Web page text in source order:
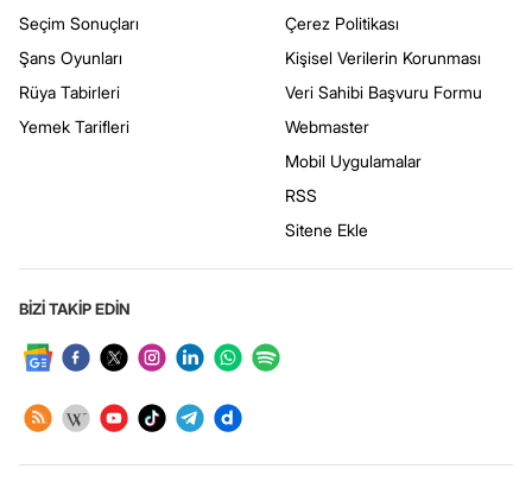
Seçim Sonuçları
Şans Oyunları
Rüya Tabirleri
Yemek Tarifleri
Çerez Politikası
Kişisel Verilerin Korunması
Veri Sahibi Başvuru Formu
Webmaster
Mobil Uygulamalar
RSS
Sitene Ekle
BİZİ TAKİP EDİN